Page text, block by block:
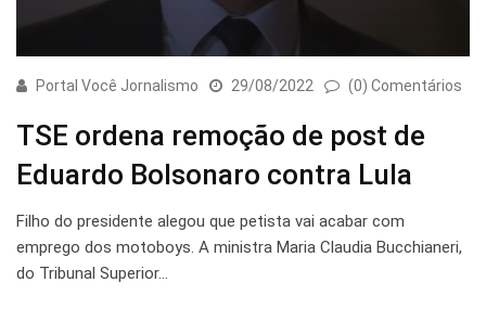
Portal Você Jornalismo 29/08/2022 (0) Comentários
TSE ordena remoção de post de
Eduardo Bolsonaro contra Lula
Filho do presidente alegou que petista vai acabar com
emprego dos motoboys. A ministra Maria Claudia Bucchianeri,
do Tribunal Superior…